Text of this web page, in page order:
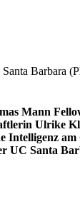
Barbara
Mann
Ulrike
Intelligenz
UC Santa